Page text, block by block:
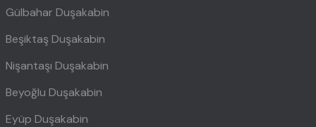
Gülbahar Duşakabin
Beşiktaş Duşakabin
Nişantaşı Duşakabin
Beyoğlu Duşakabin
Eyüp Duşakabin